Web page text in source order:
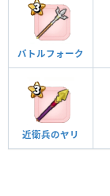
バトルフォーク
近衛兵のヤリ